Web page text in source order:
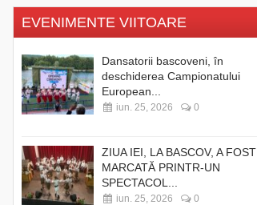
EVENIMENTE VIITOARE
Dansatorii bascoveni, în
deschiderea Campionatului
European...
iun. 25, 2026 0
ZIUA IEI, LA BASCOV, A FOST
MARCATĂ PRINTR-UN
SPECTACOL...
iun. 25, 2026 0